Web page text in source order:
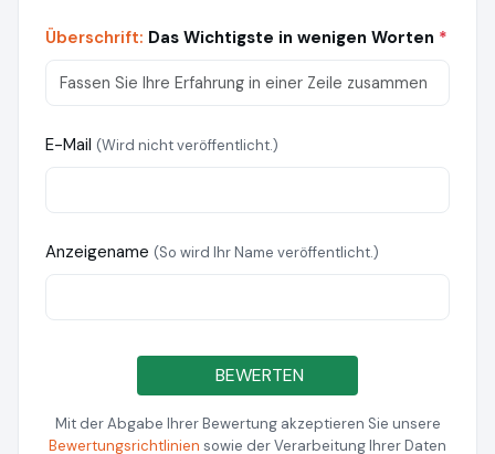
Überschrift: Das Wichtigste in wenigen Worten *
E-Mail (Wird nicht veröffentlicht.)
Anzeigename (So wird Ihr Name veröffentlicht.)
BEWERTEN
Mit der Abgabe Ihrer Bewertung akzeptieren Sie unsere
Bewertungsrichtlinien sowie der Verarbeitung Ihrer Daten